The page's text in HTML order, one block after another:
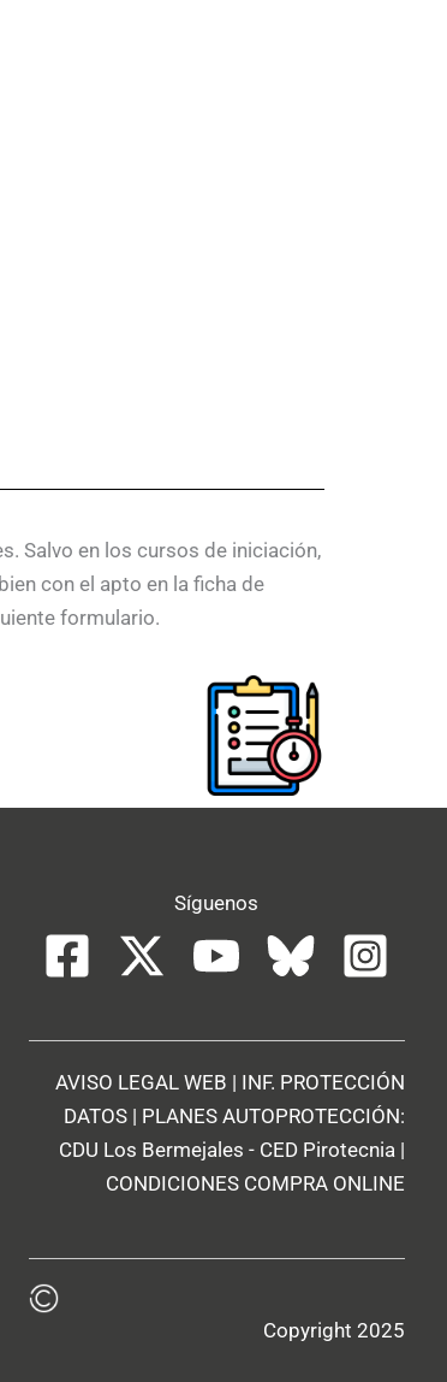
Salvo en los cursos de iniciación,
con el apto en la ficha de
formulario.
Síguenos
AVISO LEGAL WEB | INF. PROTECCIÓN
DATOS | PLANES AUTOPROTECCIÓN:
CDU Los Bermejales - CED Pirotecnia |
CONDICIONES COMPRA ONLINE
Copyright 2025